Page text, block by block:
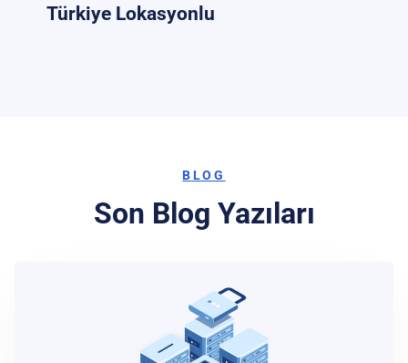
Türkiye Lokasyonlu
BLOG
Son Blog Yazıları